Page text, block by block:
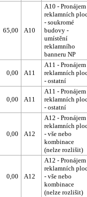
65,00 A10
A10 - Pronájem
reklamních
- soukromé
budovy -
umístění
reklamního
banneru NP
0,00 A11
A11 - Pronájem
reklamních
- ostatní
0,00 A11
A11 - Pronájem
reklamních
- ostatní
0,00 A12
A12 - Pronájem
reklamních
- vše nebo
kombinace
(nelze rozlišit)
0,00 A12
A12 - Pronájem
reklamních
- vše nebo
kombinace
(nelze rozlišit)